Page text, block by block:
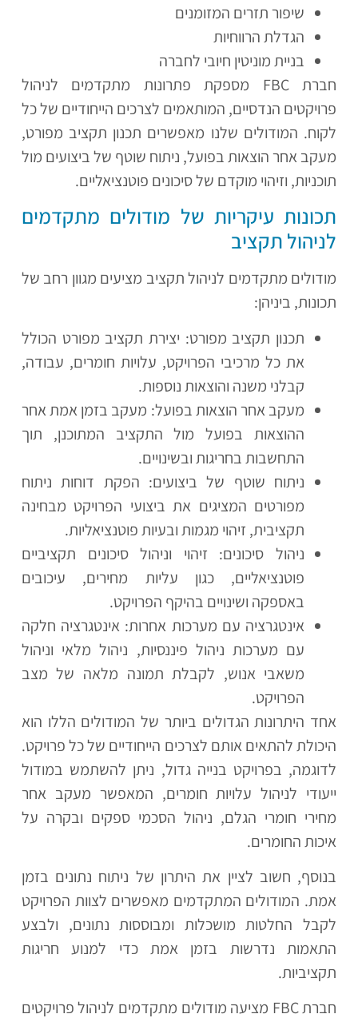
שיפור תזרים המזומנים
הגדלת הרווחיות
בניית מוניטין חיובי לחברה
חברת FBC מספקת פתרונות מתקדמים לניהול
פרויקטים הנדסיים, המותאמים לצרכים הייחודיים של כל
לקוח. המודולים שלנו מאפשרים תכנון תקציב מפורט,
מעקב אחר הוצאות בפועל, ניתוח שוטף של ביצועים מול
תוכניות, וזיהוי מוקדם של סיכונים פוטנציאליים.
תכונות עיקריות של מודולים מתקדמים
לניהול תקציב
מודולים מתקדמים לניהול תקציב מציעים מגוון רחב של
תכונות, ביניהן:
תכנון תקציב מפורט: יצירת תקציב מפורט הכולל
את כל מרכיבי הפרויקט, עלויות חומרים, עבודה,
קבלני משנה והוצאות נוספות.
מעקב אחר הוצאות בפועל: מעקב בזמן אמת אחר
ההוצאות בפועל מול התקציב המתוכנן, תוך
התחשבות בחריגות ובשינויים.
ניתוח שוטף של ביצועים: הפקת דוחות ניתוח
מפורטים המציגים את ביצועי הפרויקט מבחינה
תקציבית, זיהוי מגמות ובעיות פוטנציאליות.
ניהול סיכונים: זיהוי וניהול סיכונים תקציביים
פוטנציאליים, כגון עליות מחירים, עיכובים
באספקה ושינויים בהיקף הפרויקט.
אינטגרציה עם מערכות אחרות: אינטגרציה חלקה
עם מערכות ניהול פיננסיות, ניהול מלאי וניהול
משאבי אנוש, לקבלת תמונה מלאה של מצב
הפרויקט.
אחד היתרונות הגדולים ביותר של המודולים הללו הוא
היכולת להתאים אותם לצרכים הייחודיים של כל פרויקט.
לדוגמה, בפרויקט בנייה גדול, ניתן להשתמש במודול
ייעודי לניהול עלויות חומרים, המאפשר מעקב אחר
מחירי חומרי הגלם, ניהול הסכמי ספקים ובקרה על
איכות החומרים.
בנוסף, חשוב לציין את היתרון של ניתוח נתונים בזמן
אמת. המודולים המתקדמים מאפשרים לצוות הפרויקט
לקבל החלטות מושכלות ומבוססות נתונים, ולבצע
התאמות נדרשות בזמן אמת כדי למנוע חריגות
תקציביות.
חברת FBC מציעה מודולים מתקדמים לניהול פרויקטים